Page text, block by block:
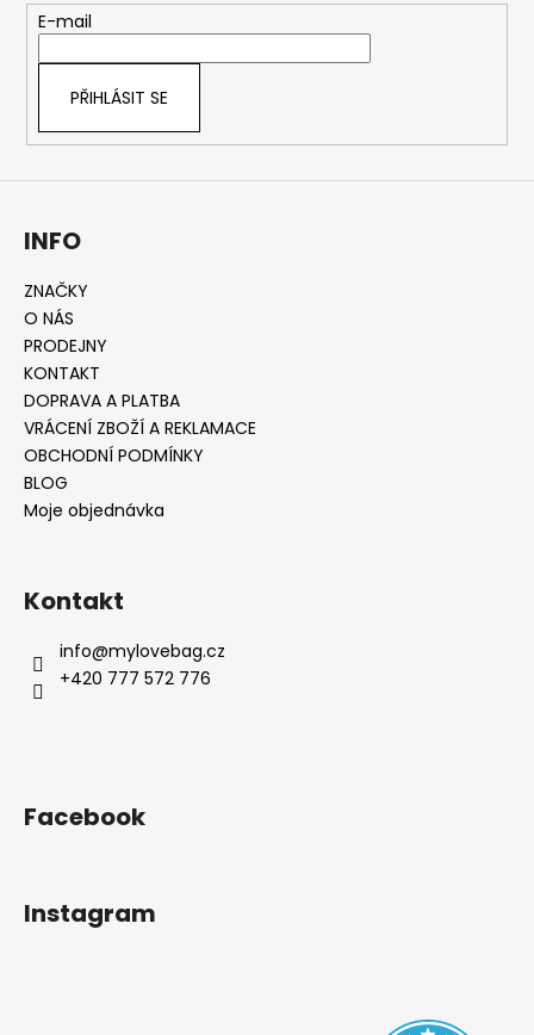
E-mail
PŘIHLÁSIT SE
INFO
ZNAČKY
O NÁS
PRODEJNY
KONTAKT
DOPRAVA A PLATBA
VRÁCENÍ ZBOŽÍ A REKLAMACE
OBCHODNÍ PODMÍNKY
BLOG
Moje objednávka
Kontakt
info@mylovebag.cz
+420 777 572 776
Facebook
Instagram